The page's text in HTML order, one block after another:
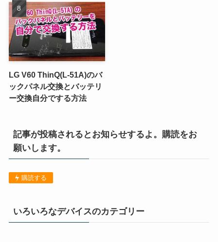
LG V60 ThinQ(L-51A)のバ
ックパネル交換とバッテリ
ー交換自分でする方法
記事が投稿されるとお知らせするよ。購読をお
願いします。
購読する
いろいろなデバイスのカテゴリー